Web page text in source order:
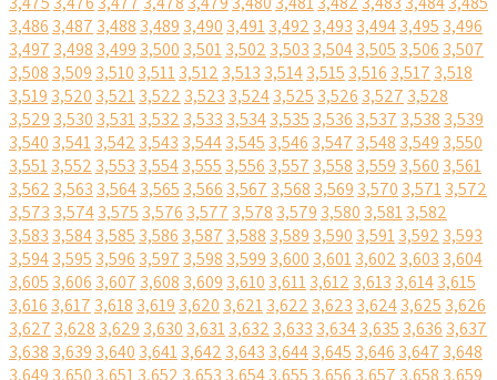
3,486 3,487 3,488 3,489 3,490 3,4913,492 3,493 3,4943,495 3,496
3,497 3,498 3,499 3,500 3,5013,502 3,503 3,5043,505 3,506 3,507
3,508 3,509 3,510 3,5113,512 3,513 3,5143,515 3,516 3,517 3,518
3,519 3,520 3,5213,522 3,523 3,5243,525 3,526 3,527 3,528
3,529 3,530 3,5313,532 3,533 3,5343,535 3,536 3,537 3,538 3,539
3,540 3,5413,542 3,543 3,5443,545 3,546 3,547 3,548 3,549 3,550
3,5513,552 3,553 3,5543,555 3,556 3,557 3,558 3,559 3,560 3,561
3,562 3,563 3,5643,565 3,566 3,567 3,568 3,569 3,570 3,5713,572
3,573 3,5743,575 3,576 3,577 3,578 3,579 3,580 3,5813,582
3,583 3,5843,585 3,586 3,587 3,588 3,589 3,590 3,5913,592 3,593
3,5943,595 3,596 3,597 3,598 3,599 3,600 3,6013,602 3,603 3,604
3,605 3,606 3,607 3,608 3,609 3,610 3,6113,612 3,613 3,6143,615
3,616 3,617 3,618 3,619 3,620 3,6213,622 3,623 3,6243,625 3,626
3,627 3,628 3,629 3,630 3,6313,632 3,633 3,6343,635 3,636 3,637
3,638 3,639 3,640 3,6413,642 3,643 3,6443,645 3,646 3,647 3,648